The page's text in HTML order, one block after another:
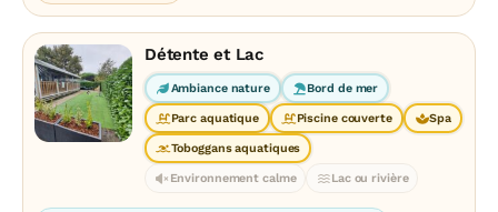
Détente et Lac
Ambiance nature Bord de mer
Parc aquatique Piscine couverte Spa
Toboggans aquatiques
Environnement calme Lac ou rivière